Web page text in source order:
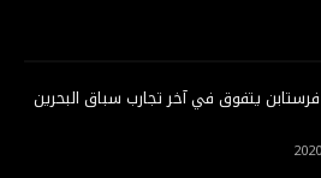
1".. فرستابن يتفوق في آخر تجارب سباق البحرين